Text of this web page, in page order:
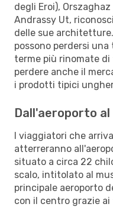
degli Eroi),
Andrassy Ut,
delle sue
possono perdersi
terme più rinomate
perdere anche il
i prodotti tipici
Dall'aeroporto
I viaggiatori che
atterreranno
situato a circa 22
scalo, intitolato al
principale aeroporto
con il centro grazie